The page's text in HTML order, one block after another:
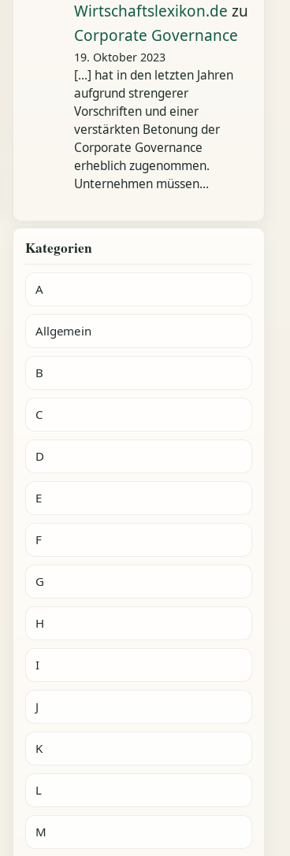
Wirtschaftslexikon.de zu
Corporate Governance
19. Oktober 2023
[…] hat in den letzten Jahren
aufgrund strengerer
Vorschriften und einer
verstärkten Betonung der
Corporate Governance
erheblich zugenommen.
Unternehmen müssen…
Kategorien
A
Allgemein
B
C
D
E
F
G
H
I
J
K
L
M